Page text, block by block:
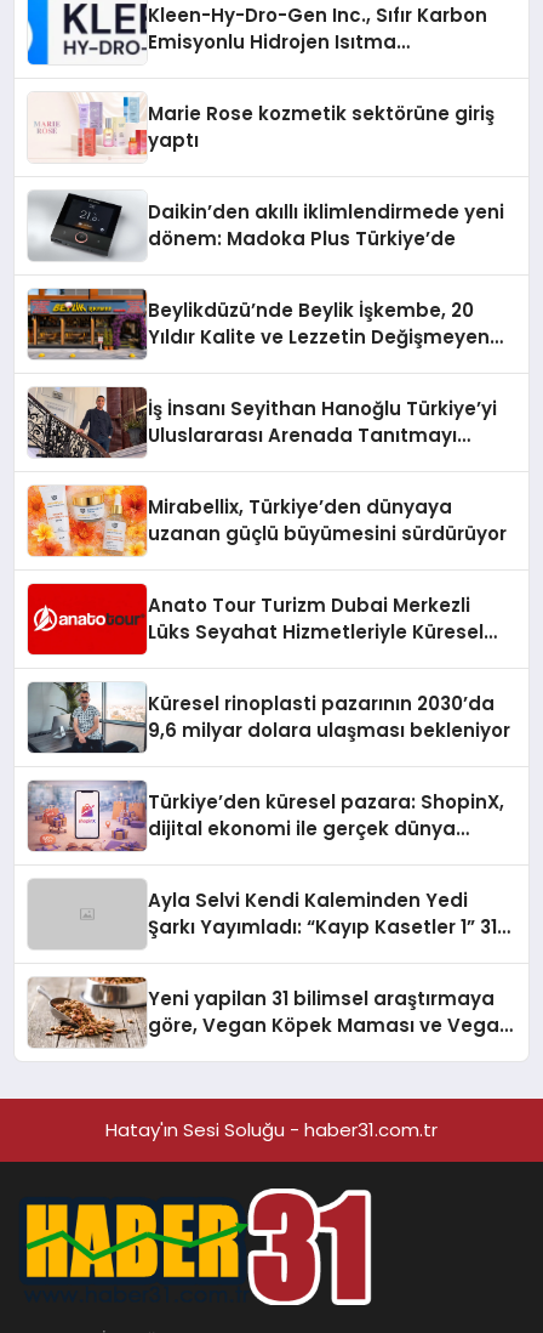
Kleen-Hy-Dro-Gen Inc., Sıfır Karbon
Emisyonlu Hidrojen Isıtma
Marie Rose kozmetik sektörüne giriş
yaptı
Daikin’den akıllı iklimlendirmede yeni
dönem: Madoka Plus Türkiye’de
Beylikdüzü’nde Beylik İşkembe, 20
Yıldır Kalite ve Lezzetin Değişmeyen
İş İnsanı Seyithan Hanoğlu Türkiye’yi
Uluslararası Arenada Tanıtmayı
Mirabellix, Türkiye’den dünyaya
uzanan güçlü büyümesini sürdürüyor
Anato Tour Turizm Dubai Merkezli
Lüks Seyahat Hizmetleriyle Küresel
Küresel rinoplasti pazarının 2030’da
9,6 milyar dolara ulaşması bekleniyor
Türkiye’den küresel pazara: ShopinX,
dijital ekonomi ile gerçek dünya
Ayla Selvi Kendi Kaleminden Yedi
Şarkı Yayımladı: “Kayıp Kasetler 1” 31
Yeni yapilan 31 bilimsel araştırmaya
göre, Vegan Köpek Maması ve Vegan
Hatay'ın Sesi Soluğu - haber31.com.tr